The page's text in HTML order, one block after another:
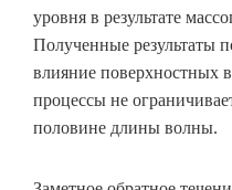
уровня в результате
Полученные результаты
влияние поверхностных
процессы не
половине длины волны.